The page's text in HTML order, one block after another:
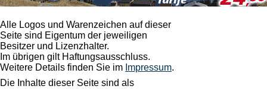
Alle Logos und Warenzeichen auf dieser
Seite sind Eigentum der jeweiligen
Besitzer und Lizenzhalter.
Im übrigen gilt Haftungsausschluss.
Weitere Details finden Sie im Impressum.
Die Inhalte dieser Seite sind als